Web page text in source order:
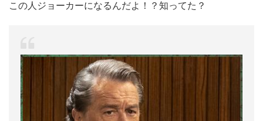
この人ジョーカーになるんだよ！？知ってた？